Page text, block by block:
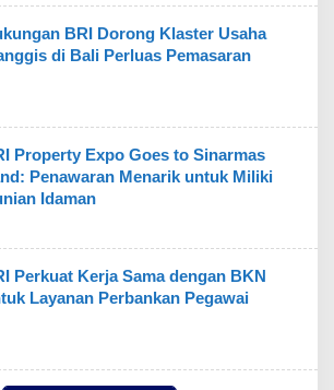
BRI Dorong Klaster Usaha
di Bali Perluas Pemasaran
Property Expo Goes to Sinarmas
Penawaran Menarik untuk Miliki
Idaman
Perkuat Kerja Sama dengan BKN
Layanan Perbankan Pegawai